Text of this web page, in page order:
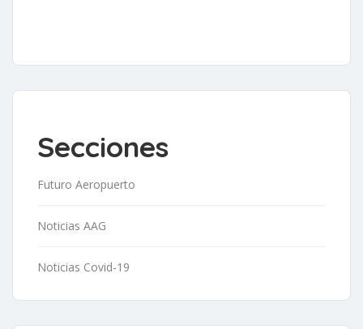
Secciones
Futuro Aeropuerto
Noticias AAG
Noticias Covid-19